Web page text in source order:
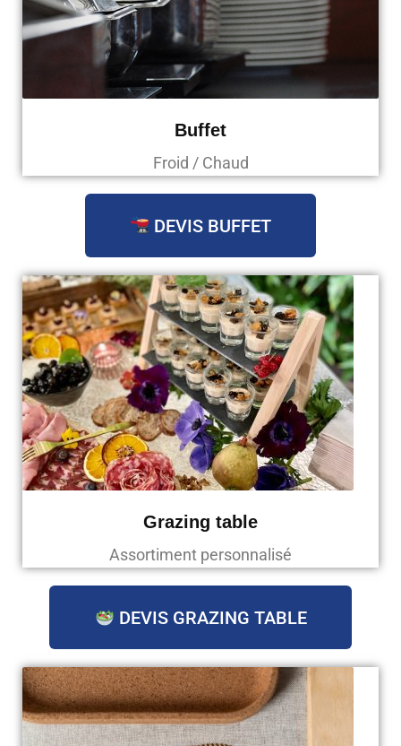
Buffet
Froid / Chaud
DEVIS BUFFET
Grazing table
Assortiment personnalisé
DEVIS GRAZING TABLE